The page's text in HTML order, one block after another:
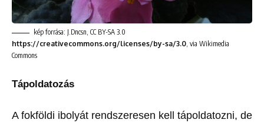
kép forrása: J.Dncsn, CC BY-SA 3.0
https://creativecommons.org/licenses/by-sa/3.0, via Wikimedia
Commons
Tápoldatozás
A fokföldi ibolyát rendszeresen kell tápoldatozni, de